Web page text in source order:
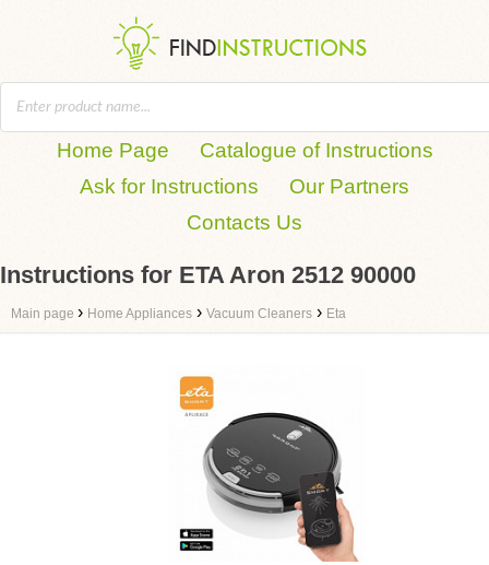
Home Page
Catalogue of Instructions
Ask for Instructions
Our Partners
Contacts Us
Instructions for ETA Aron 2512 90000
Main page › Home Appliances › Vacuum Cleaners › Eta